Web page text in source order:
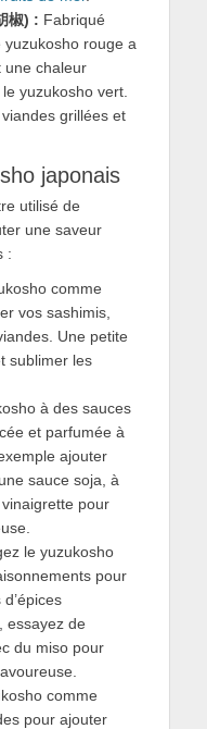
椒) : Fabriqué
rouge a
une chaleur
yuzukosho vert.
grillées et
japonais
utilisé de
une saveur
:
comme
vos sashimis,
Une petite
sublimer les
à des sauces
et parfumée à
ajouter
sauce soja, à
pour
le yuzukosho
pour
essayez de
du miso pour
comme
pour ajouter